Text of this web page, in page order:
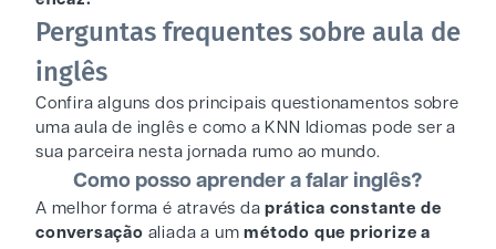
Perguntas frequentes sobre aula de
inglês
Confira alguns dos principais questionamentos sobre
uma aula de inglês e como a KNN Idiomas pode ser a
sua parceira nesta jornada rumo ao mundo.
Como posso aprender a falar inglês?
A melhor forma é através daprática constante de
conversação aliada a ummétodo que priorize a